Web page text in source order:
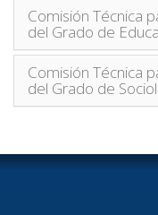
Comisión Técnica
del Grado de
Comisión Técnica
del Grado de